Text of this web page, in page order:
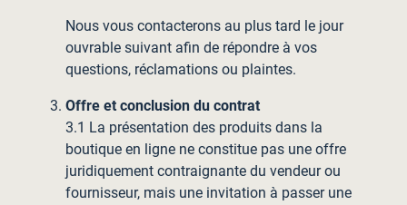
Nous vous contacterons au plus tard le jour
ouvrable suivant afin de répondre à vos
questions, réclamations ou plaintes.
Offre et conclusion du contrat
3.1 La présentation des produits dans la
boutique en ligne ne constitue pas une offre
juridiquement contraignante du vendeur ou
fournisseur, mais une invitation à passer une